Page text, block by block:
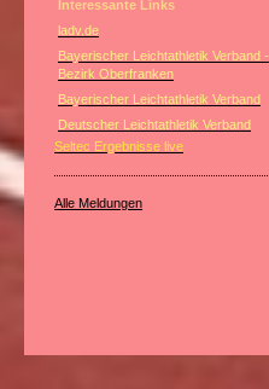
Interessante Links
ladv.de
Bayerischer Leichtathletik Verband -
Bezirk Oberfranken
Bayerischer Leichtathletik Verband
Deutscher Leichtathletik Verband
Seltec Ergebnisse live
Alle Meldungen